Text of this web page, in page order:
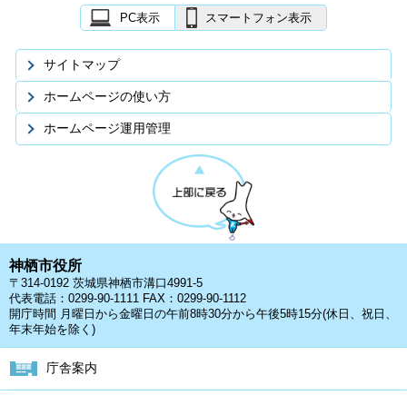
PC表示 スマートフォン表示
サイトマップ
ホームページの使い方
ホームページ運用管理
神栖市役所
〒314-0192 茨城県神栖市溝口4991-5
代表電話：0299-90-1111 FAX：0299-90-1112
開庁時間 月曜日から金曜日の午前8時30分から午後5時15分(休日、祝日、
年末年始を除く)
庁舎案内